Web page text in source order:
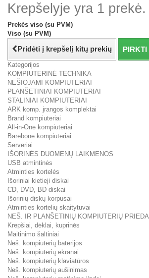
Krepšelyje yra 1 prekė.
Prekės viso (su PVM)
Viso (su PVM)
Pridėti į krepšelį kitų prekių PIRKTI
Kategorijos
KOMPIUTERINĖ TECHNIKA
NEŠIOJAMI KOMPIUTERIAI
PLANŠETINIAI KOMPIUTERIAI
STALINIAI KOMPIUTERIAI
ARK komp. įrangos komplektai
Brand kompiuteriai
All-in-One kompiuteriai
Barebone kompiuteriai
Serveriai
IŠORINĖS DUOMENŲ LAIKMENOS
USB atmintinės
Atminties kortelės
Išoriniai kietieji diskai
CD, DVD, BD diskai
Išorinių diskų korpusai
Atminties kortelių skaitytuvai
NEŠ. IR PLANŠETINIŲ KOMPIUTERIŲ PRIEDAI
Krepšiai, dėklai, kuprinės
Maitinimo šaltiniai
Neš. kompiuterių baterijos
Neš. kompiuterių ekranai
Neš. kompiuterių klaviatūros
Neš. kompiuterių aušinimas